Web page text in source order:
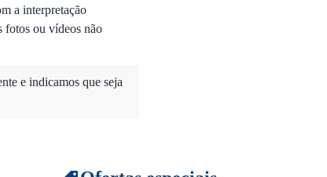
a interpretação
fotos ou vídeos não
e indicamos que seja